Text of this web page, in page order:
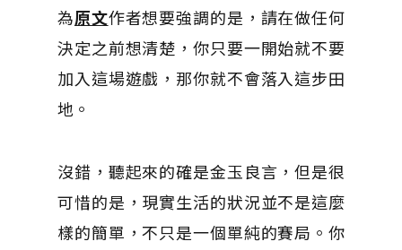
為原文作者想要強調的是，請在做任何
決定之前想清楚，你只要一開始就不要
加入這場遊戲，那你就不會落入這步田
地。
沒錯，聽起來的確是金玉良言，但是很
可惜的是，現實生活的狀況並不是這麼
樣的簡單，不只是一個單純的賽局。你